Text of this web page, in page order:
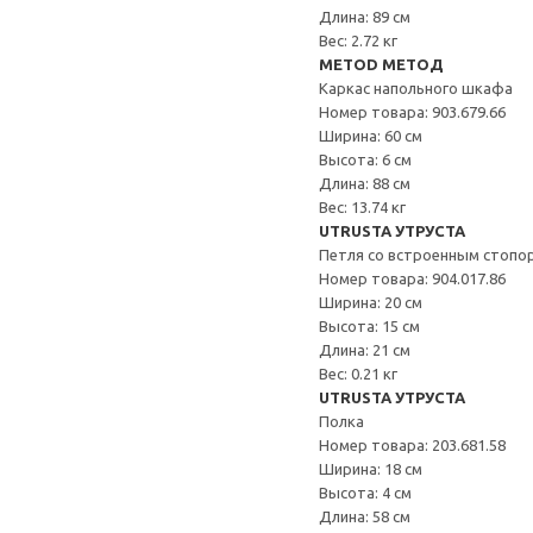
Длина: 89 см
Вес: 2.72 кг
METOD МЕТОД
Каркас напольного шкафа
Номер товара: 903.679.66
Ширина: 60 см
Высота: 6 см
Длина: 88 см
Вес: 13.74 кг
UTRUSTA УТРУСТА
Петля со встроенным
Номер товара: 904.017.86
Ширина: 20 см
Высота: 15 см
Длина: 21 см
Вес: 0.21 кг
UTRUSTA УТРУСТА
Полка
Номер товара: 203.681.58
Ширина: 18 см
Высота: 4 см
Длина: 58 см